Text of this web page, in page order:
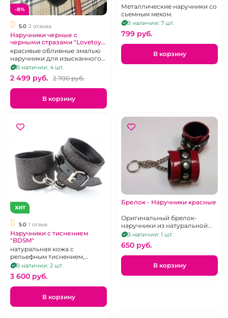
-8%
5.0 2 отзыва
Наручники черные с
черными стразами "Lovetoy"
металлические
красивые обливные эмалью
наручники для изысканного
Сабспейса
В наличии: 4 шт.
2 499 pуб. 2 700 pуб.
В корзину
Металлические наручники со
сьемным мехом.
В наличии: 7 шт.
799 pуб.
В корзину
ХИТ
5.0 1 отзыв
Наручники с тиснением
"BDSM"
натуральная кожа с
рельефным тиснением,
лакированные ремешки
В наличии: 2 шт.
3 600 pуб.
В корзину
Брелок - Наручники красные
Оригинальный брелок-
наручники из натуральной
кожи красного цвета с
черной вставкой и
заклепками
В наличии: 1 шт.
650 pуб.
В корзину